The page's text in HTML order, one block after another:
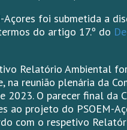
foi submetida a
do artigo 17.º do
Relatório Ambiental
reunião plenária da
2023. O parecer final da
ao projeto do PSOEM-
com o respetivo